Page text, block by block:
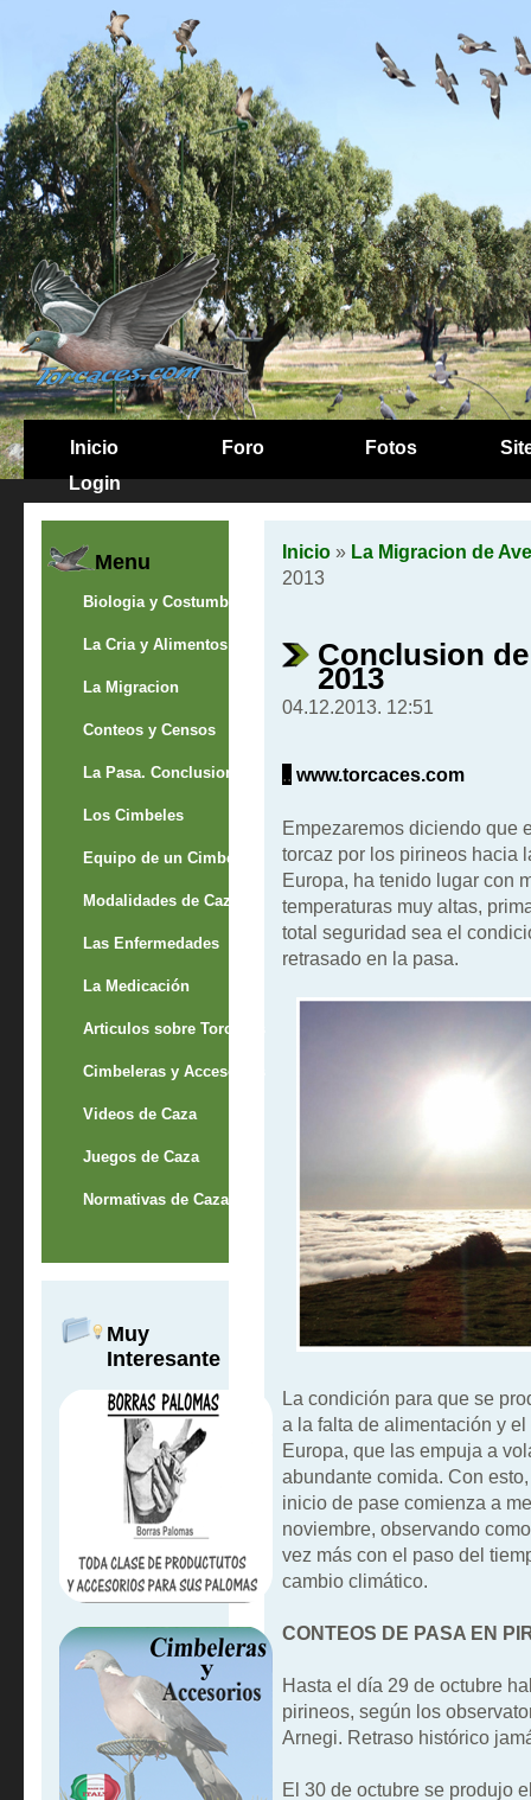
Inicio Foro Fotos
Login
Menu
Biologia y Costumbres
La Cria y Alimentos
La Migracion
Conteos y Censos
La Pasa. Conclusion
Los Cimbeles
Equipo de un Cimbelero
Modalidades de Caza
Las Enfermedades
La Medicación
Articulos sobre Torcaces
Cimbeleras y Accesorios
Videos de Caza
Juegos de Caza
Normativas de Caza
Muy
Interesante
Inicio» La Migracion de
2013
Conclusion
2013
04.12.2013. 12:51
.. www.torcaces.com
Empezaremos diciendo que
torcaz por los pirineos hacia
Europa, ha tenido lugar con
temperaturas muy altas,
total seguridad sea el
retrasado en la pasa.
La condición para que se
a la falta de alimentación y
Europa, que las empuja a
abundante comida. Con
inicio de pase comienza a
noviembre, observando
vez más con el paso del
cambio climático.
CONTEOS DE PASA EN
Hasta el día 29 de octubre
pirineos, según los
Arnegi. Retraso histórico
El 30 de octubre se produjo